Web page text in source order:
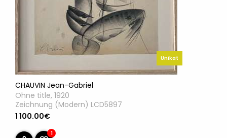
Unikat
CHAUVIN Jean-Gabriel
Ohne title, 1920
Zeichnung (Modern) LCD5897
1 100.00€
1